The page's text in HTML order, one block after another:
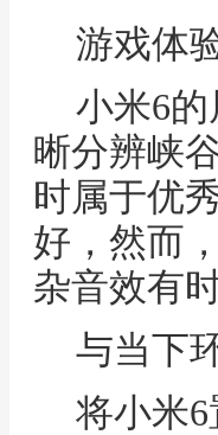
游戏体
小米6
晰分辨峡
时属于优
好，然而
杂音效有
与当下
将小米